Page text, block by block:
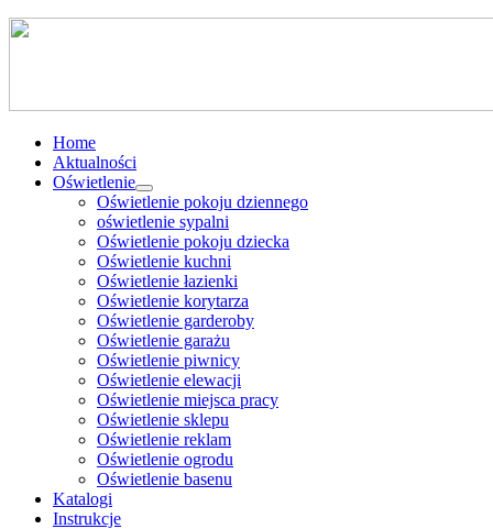
Home
Aktualności
Oświetlenie
Oświetlenie pokoju dziennego
oświetlenie sypalni
Oświetlenie pokoju dziecka
Oświetlenie kuchni
Oświetlenie łazienki
Oświetlenie korytarza
Oświetlenie garderoby
Oświetlenie garażu
Oświetlenie piwnicy
Oświetlenie elewacji
Oświetlenie miejsca pracy
Oświetlenie sklepu
Oświetlenie reklam
Oświetlenie ogrodu
Oświetlenie basenu
Katalogi
Instrukcje